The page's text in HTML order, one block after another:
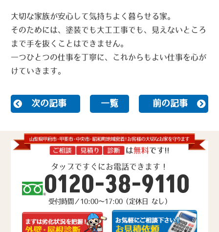
大切な家族が安心して気持ちよく暮らせる家。
そのためには、塗装でも大工工事でも、見えないところ
まで手を抜くことはできません。
一つひとつの仕事を丁寧に、これからもよい仕事を心が
けていきます。
次の記事 一覧 前の記事
タップですぐにお電話できます！
0120-38-9110
受付時間／10:00～17:00（定休日 なし）